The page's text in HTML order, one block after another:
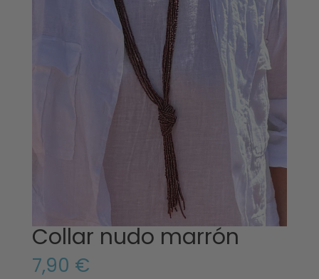
Collar nudo marrón
7,90 €